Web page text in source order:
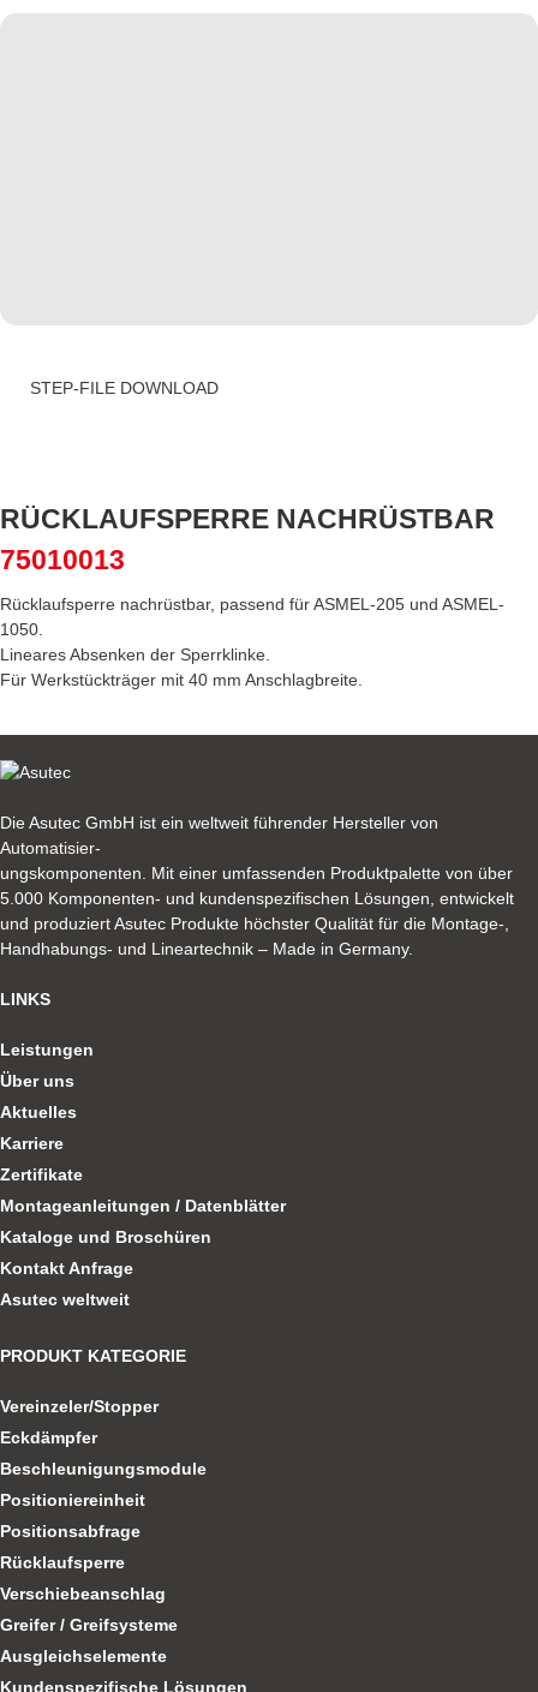
STEP-FILE DOWNLOAD
RÜCKLAUFSPERRE NACHRÜSTBAR
75010013
Rücklaufsperre nachrüstbar, passend für ASMEL-205 und ASMEL-
1050.
Lineares Absenken der Sperrklinke.
Für Werkstückträger mit 40 mm Anschlagbreite.
Die Asutec GmbH ist ein weltweit führender Hersteller von
Automatisier-
ungskomponenten. Mit einer umfassenden Produktpalette von über
5.000 Komponenten- und kundenspezifischen Lösungen, entwickelt
und produziert Asutec Produkte höchster Qualität für die Montage-,
Handhabungs- und Lineartechnik – Made in Germany.
LINKS
Leistungen
Über uns
Aktuelles
Karriere
Zertifikate
Montageanleitungen / Datenblätter
Kataloge und Broschüren
Kontakt Anfrage
Asutec weltweit
PRODUKT KATEGORIE
Vereinzeler/Stopper
Eckdämpfer
Beschleunigungsmodule
Positioniereinheit
Positionsabfrage
Rücklaufsperre
Verschiebeanschlag
Greifer / Greifsysteme
Ausgleichselemente
Kundenspezifische Lösungen